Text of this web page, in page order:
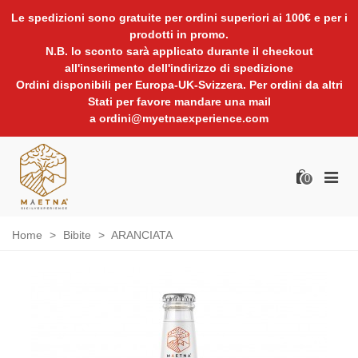
Le spedizioni sono gratuite per ordini superiori ai 100€ e per i
prodotti in promo.
N.B. lo sconto sarà applicato durante il checkout
all'inserimento dell'indirizzo di spedizione
Ordini disponibili per Europa-UK-Svizzera. Per ordini da altri
Stati per favore mandare una mail
a ordini@myetnaexperience.com
0
Home > Bibite > ARANCIATA